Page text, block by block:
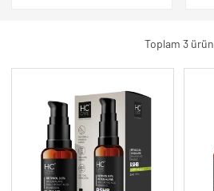
Toplam 3 ürün